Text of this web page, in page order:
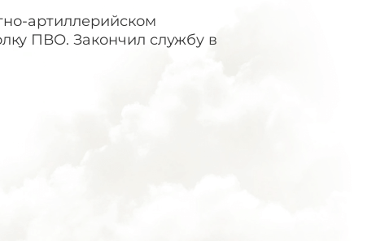
артиллерийском
ПВО. Закончил службу в